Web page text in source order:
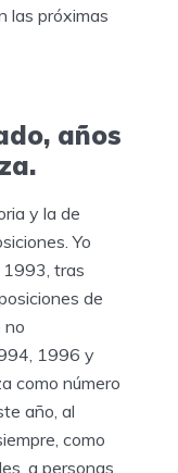
las próximas
años
y la de
Yo
1993, tras
de
no
1996 y
como número
año, al
como
a personas